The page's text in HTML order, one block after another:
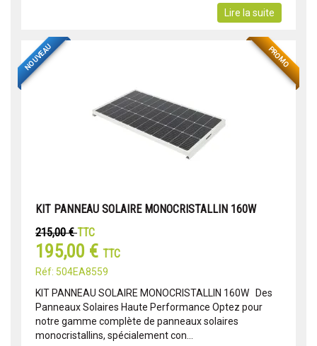
Lire la suite
PROMO
NOUVEAU
KIT PANNEAU SOLAIRE MONOCRISTALLIN 160W
215,00 €TTC
195,00 € TTC
Réf: 504EA8559
KIT PANNEAU SOLAIRE MONOCRISTALLIN 160W Des
Panneaux Solaires Haute Performance Optez pour
notre gamme complète de panneaux solaires
monocristallins, spécialement con...